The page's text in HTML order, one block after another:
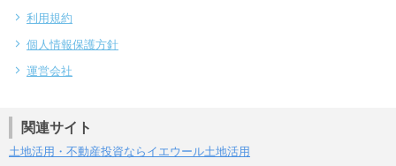
利用規約
個人情報保護方針
運営会社
関連サイト
土地活用・不動産投資ならイエウール土地活用